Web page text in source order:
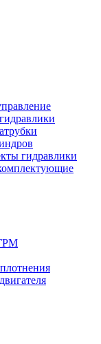
гидравлики